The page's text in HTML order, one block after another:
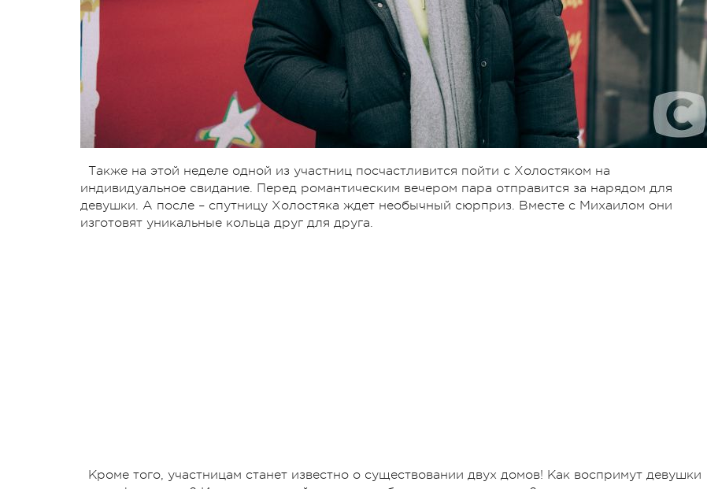
Также на этой неделе одной из участниц посчастливится пойти с Холостяком на
индивидуальное свидание. Перед романтическим вечером пара отправится за нарядом для
девушки. А после – спутницу Холостяка ждет необычный сюрприз. Вместе с Михаилом они
изготовят уникальные кольца друг для друга.
Кроме того, участницам станет известно о существовании двух домов! Как воспримут девушки